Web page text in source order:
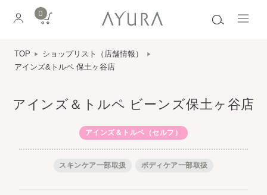
0
TOP
ショップリスト（店舗情報）
アインズ&トルペ 保土ヶ谷店
アインズ＆トルペ ビーンズ保土ヶ谷店
アインズ＆トルペ（セルフ）
スキンケア一部取扱 ボディケア一部取扱